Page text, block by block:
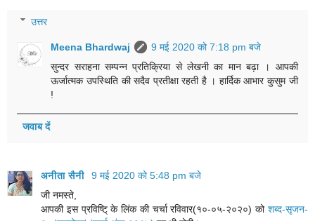
उत्तर
Meena Bhardwaj
9 मई 2020 को 7:18 pm बजे
सुन्दर सराहना सम्पन्न प्रतिक्रिया से लेखनी का मान बढ़ा । आपकी
ऊर्जात्मक उपस्थिति की सदैव प्रतीक्षा रहती है । हार्दिक आभार कुसुम जी
!
जवाब दें
अनीता सैनी
9 मई 2020 को 5:48 pm बजे
जी नमस्ते,
आपकी इस प्रविष्टि् के लिंक की चर्चा रविवार(१०-०५-२०२०) को शब्द-सृजन-